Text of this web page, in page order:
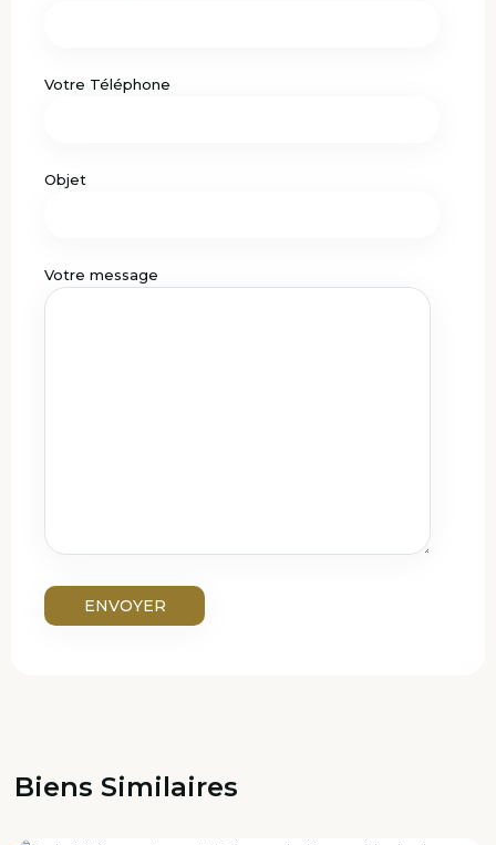
Votre Téléphone
Objet
Votre message
Biens Similaires